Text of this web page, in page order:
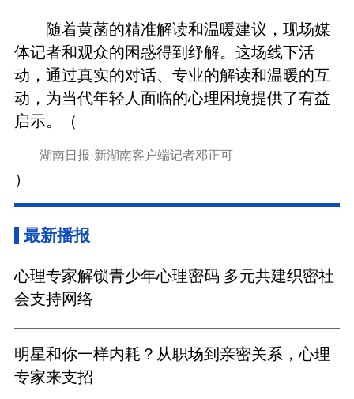
随着黄菡的精准解读和温暖建议，现场媒
体记者和观众的困惑得到纾解。这场线下活
动，通过真实的对话、专业的解读和温暖的互
动，为当代年轻人面临的心理困境提供了有益
启示。（
湖南日报·新湖南客户端记者邓正可
）
最新播报
心理专家解锁青少年心理密码 多元共建织密社
会支持网络
明星和你一样内耗？从职场到亲密关系，心理
专家来支招